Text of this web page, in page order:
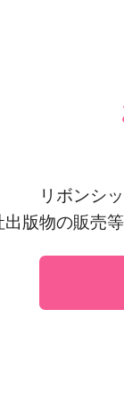
リボンシ
出版物の販売